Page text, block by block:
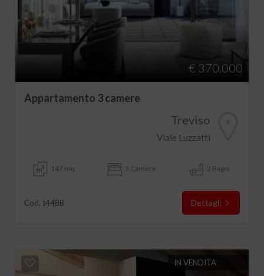
€ 370.000
Appartamento 3 camere
Treviso
Viale Luzzatti
147 mq 3 Camere 2 Bagni
Cod. t448B Dettagli
IN VENDITA